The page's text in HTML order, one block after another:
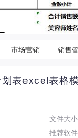
市场营销 销售
表excel表格
文件大小
推荐软件